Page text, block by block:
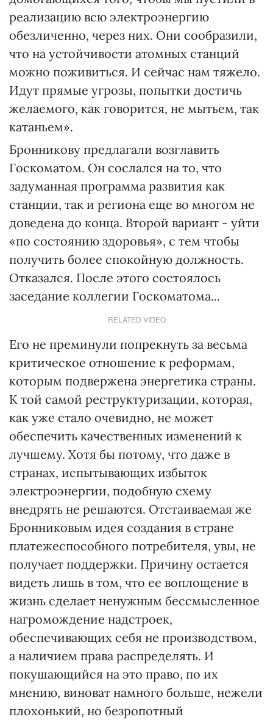
реализацию всю электроэнергию
обезличенно, через них. Они сообразили,
что на устойчивости атомных станций
можно поживиться. И сейчас нам тяжело.
Идут прямые угрозы, попытки достичь
желаемого, как говорится, не мытьем, так
катаньем».
Бронникову предлагали возглавить
Госкоматом. Он сослался на то, что
задуманная программа развития как
станции, так и региона еще во многом не
доведена до конца. Второй вариант - уйти
«по состоянию здоровья», с тем чтобы
получить более спокойную должность.
Отказался. После этого состоялось
заседание коллегии Госкоматома...
RELATED VIDEO
Его не преминули попрекнуть за весьма
критическое отношение к реформам,
которым подвержена энергетика страны.
К той самой реструктуризации, которая,
как уже стало очевидно, не может
обеспечить качественных изменений к
лучшему. Хотя бы потому, что даже в
странах, испытывающих избыток
электроэнергии, подобную схему
внедрять не решаются. Отстаиваемая же
Бронниковым идея создания в стране
платежеспособного потребителя, увы, не
получает поддержки. Причину остается
видеть лишь в том, что ее воплощение в
жизнь сделает ненужным бессмысленное
нагромождение надстроек,
обеспечивающих себя не производством,
а наличием права распределять. И
покушающийся на это право, по их
мнению, виноват намного больше, нежели
плохонький, но безропотный